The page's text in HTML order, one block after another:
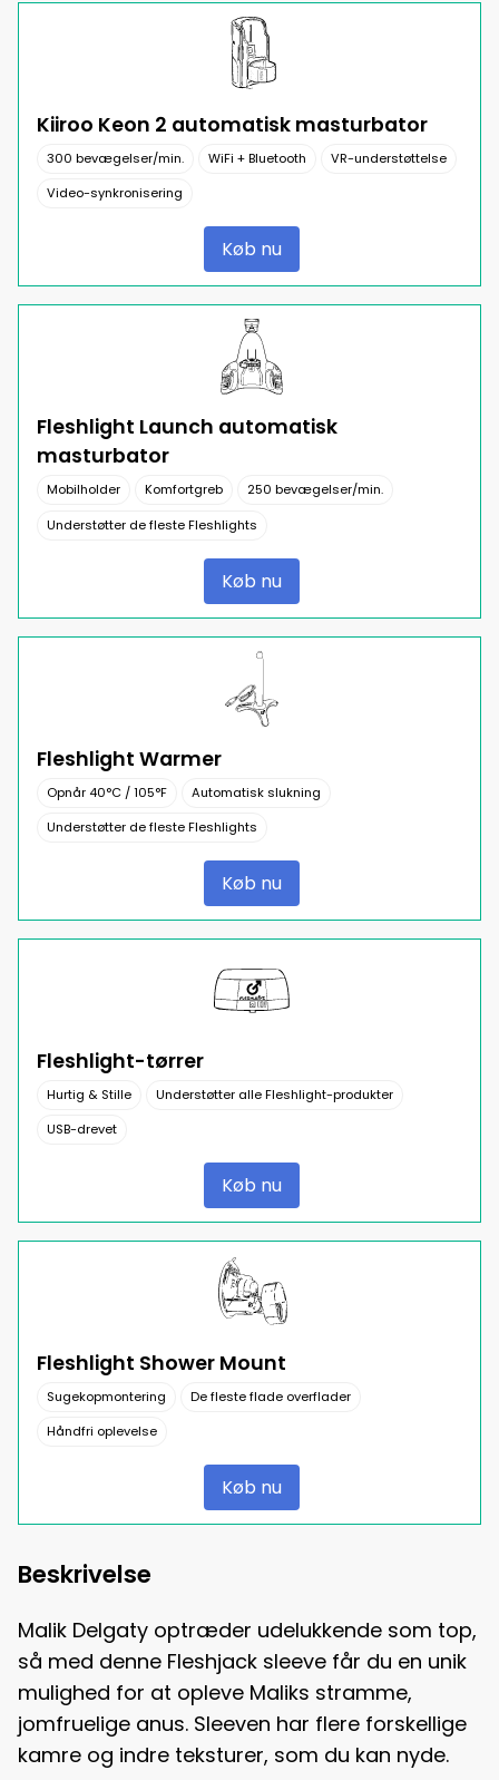
Kiiroo Keon 2 automatisk masturbator
300 bevægelser/min. WiFi + Bluetooth
VR-understøttelse
Video-synkronisering
Køb nu
Fleshlight Launch automatisk
masturbator
Mobilholder Komfortgreb
250 bevægelser/min.
Understøtter de fleste Fleshlights
Køb nu
Fleshlight Warmer
Opnår 40°C / 105°F
Automatisk slukning
Understøtter de fleste Fleshlights
Køb nu
Fleshlight-tørrer
Hurtig & Stille
Understøtter alle Fleshlight-produkter
USB-drevet
Køb nu
Fleshlight Shower Mount
Sugekopmontering
De fleste flade overflader
Håndfri oplevelse
Køb nu
Beskrivelse
Malik Delgaty optræder udelukkende som top,
så med denne Fleshjack sleeve får du en unik
mulighed for at opleve Maliks stramme,
jomfruelige anus. Sleeven har flere forskellige
kamre og indre teksturer, som du kan nyde.